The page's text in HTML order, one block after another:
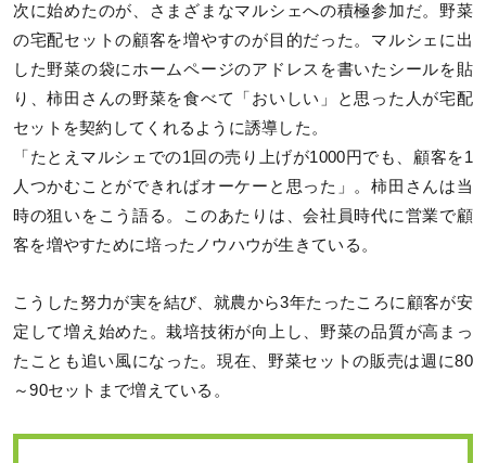
次に始めたのが、さまざまなマルシェへの積極参加だ。野菜
の宅配セットの顧客を増やすのが目的だった。マルシェに出
した野菜の袋にホームページのアドレスを書いたシールを貼
り、柿田さんの野菜を食べて「おいしい」と思った人が宅配
セットを契約してくれるように誘導した。
「たとえマルシェでの1回の売り上げが1000円でも、顧客を1
人つかむことができればオーケーと思った」。柿田さんは当
時の狙いをこう語る。このあたりは、会社員時代に営業で顧
客を増やすために培ったノウハウが生きている。
こうした努力が実を結び、就農から3年たったころに顧客が安
定して増え始めた。栽培技術が向上し、野菜の品質が高まっ
たことも追い風になった。現在、野菜セットの販売は週に80
～90セットまで増えている。